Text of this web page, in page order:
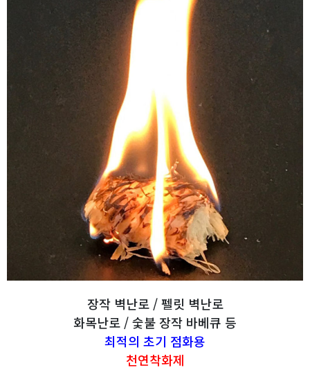
장작 벽난로 / 펠릿 벽난로
화목난로 / 숯불 장작 바베큐 등
최적의 초기 점화용
천연착화제